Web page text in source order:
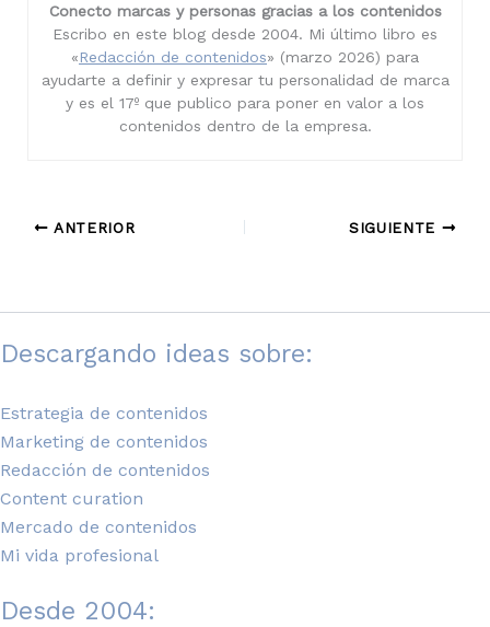
Conecto marcas y personas gracias a los contenidos
Escribo en este blog desde 2004. Mi último libro es
«Redacción de contenidos» (marzo 2026) para
ayudarte a definir y expresar tu personalidad de marca
y es el 17º que publico para poner en valor a los
contenidos dentro de la empresa.
ANTERIOR SIGUIENTE
Descargando ideas sobre:
Estrategia de contenidos
Marketing de contenidos
Redacción de contenidos
Content curation
Mercado de contenidos
Mi vida profesional
Desde 2004: